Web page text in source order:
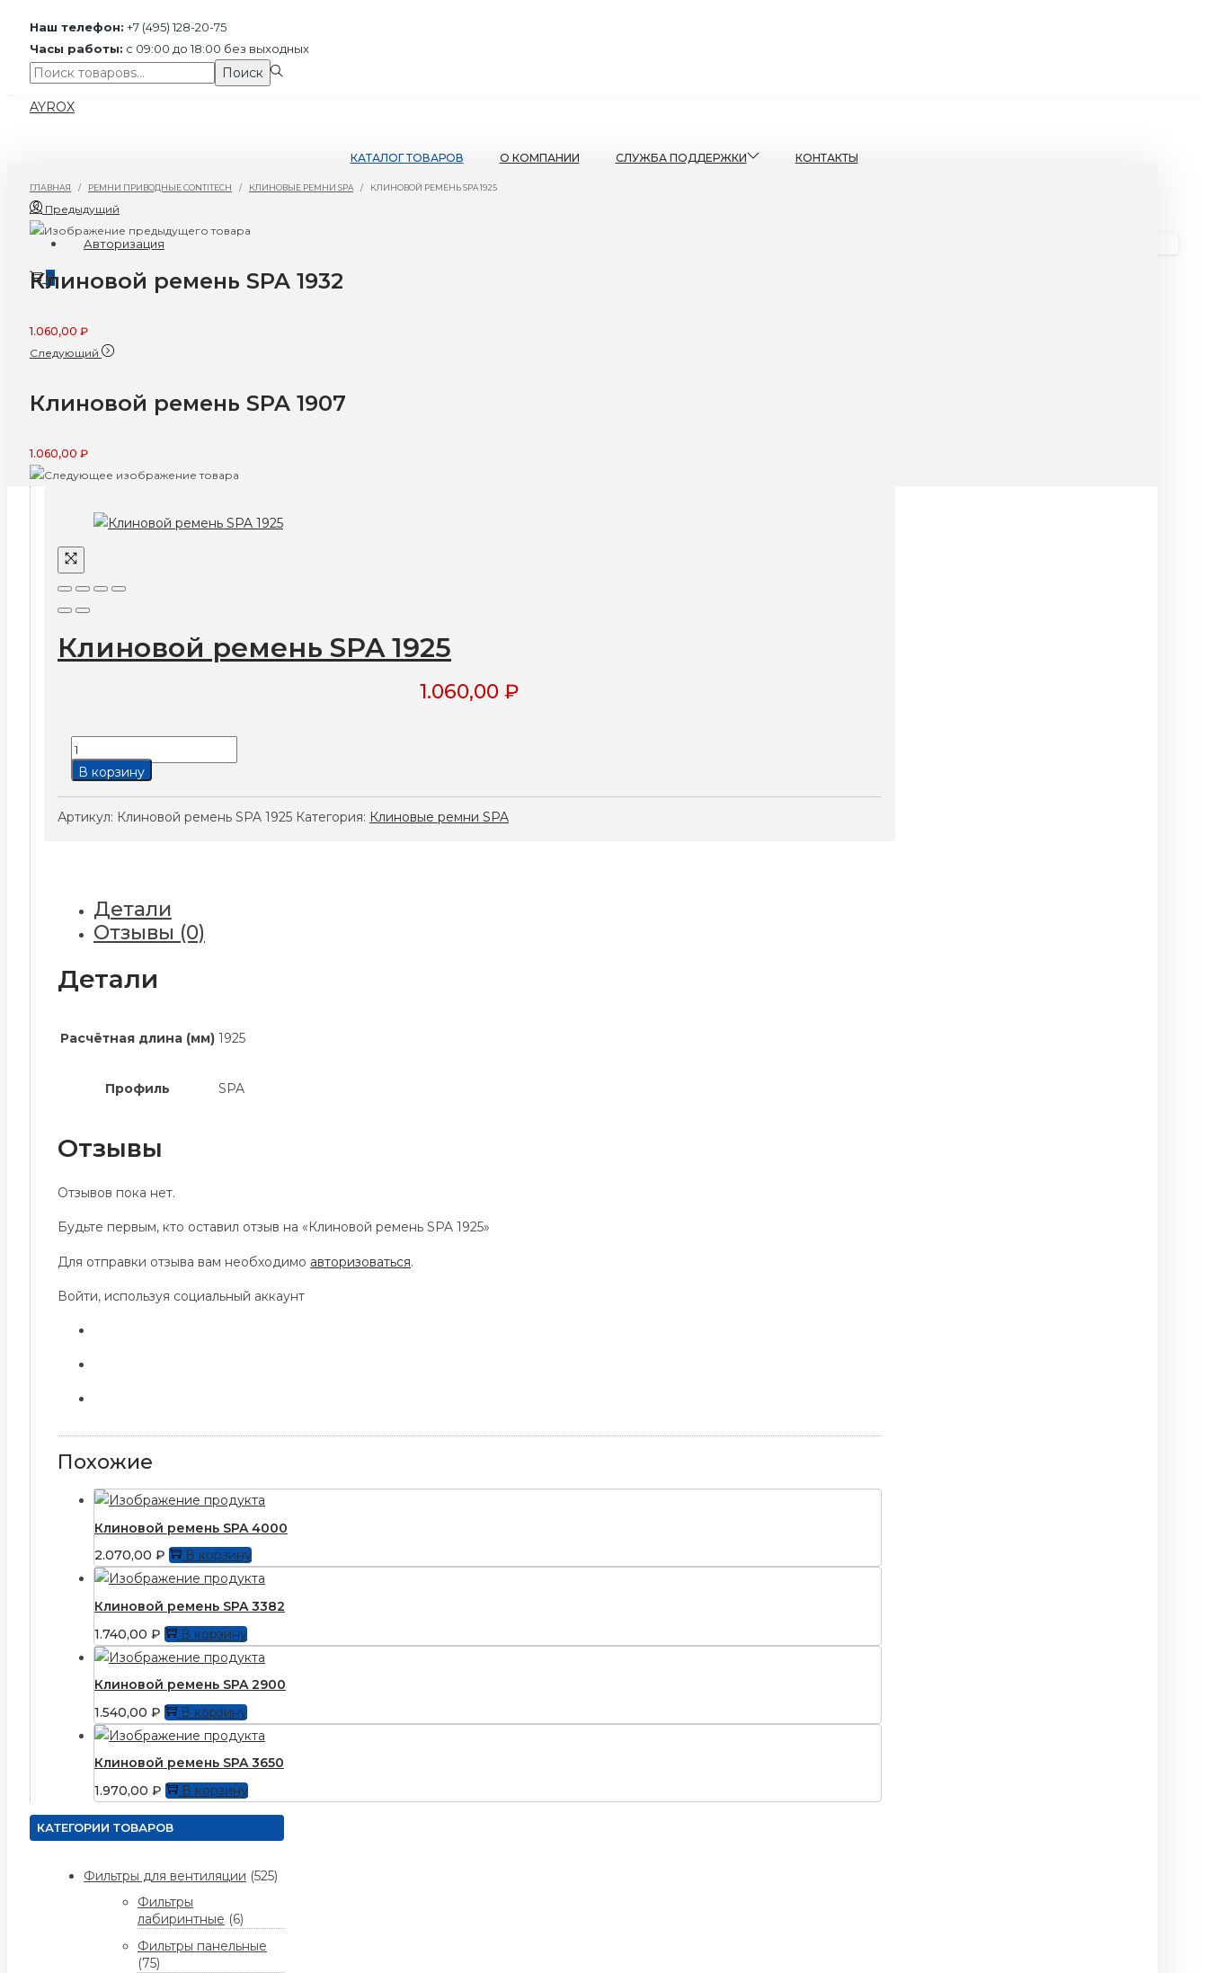
Наш телефон: +7 (495) 128-20-75
Часы работы: с 09:00 до 18:00 без выходных
Поиск:>
Поиск
Перейти
Перейти
AYROX
КАТАЛОГ ТОВАРОВ О КОМПАНИИ СЛУЖБА ПОДДЕРЖКИ КОНТАКТЫ
Авторизация
0
ГЛАВНАЯ / РЕМНИ ПРИВОДНЫЕ CONTITECH / КЛИНОВЫЕ РЕМНИ SPA / КЛИНОВОЙ РЕМЕНЬ SPA 1925
Предыдущий
Клиновой ремень SPA 1932
1.060,00 ₽
Следующий
Клиновой ремень SPA 1907
1.060,00 ₽
Клиновой ремень SPA 1925
1.060,00₽
Количество
товара
ремень
В корзину
Артикул: Клиновой ремень SPA 1925 Категория: Клиновые ремни SPA
Детали
Отзывы (0)
Детали
Расчётная длина (мм) 1925
Профиль SPA
Отзывы
Отзывов пока нет.
Будьте первым, кто оставил отзыв на «Клиновой ремень SPA 1925»
Для отправки отзыва вам необходимо авторизоваться.
Войти, используя социальный аккаунт
Похожие
Клиновой ремень SPA 4000
2.070,00 ₽ В корзину
Клиновой ремень SPA 3382
1.740,00 ₽ В корзину
Клиновой ремень SPA 2900
1.540,00 ₽ В корзину
Клиновой ремень SPA 3650
1.970,00 ₽ В корзину
КАТЕГОРИИ ТОВАРОВ
Фильтры для вентиляции (525)
Фильтры
лабиринтные (6)
Фильтры панельные
(75)